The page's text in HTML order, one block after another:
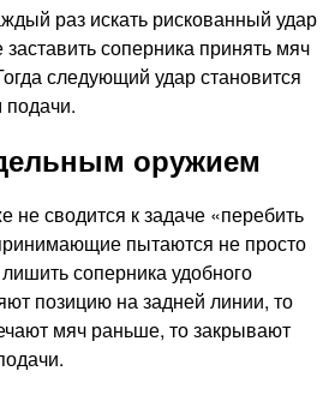
раз искать рискованный удар
соперника принять мяч
следующий удар становится
оружием
сводится к задаче «перебить
пытаются не просто
соперника удобного
позицию на задней линии, то
мяч раньше, то закрывают